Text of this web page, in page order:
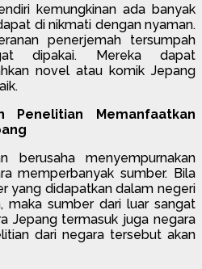
kemungkinan ada banyak
di nikmati dengan nyaman.
penerjemah tersumpah
dipakai. Mereka dapat
novel atau komik Jepang
Penelitian Memanfaatkan
berusaha menyempurnakan
memperbanyak sumber. Bila
yang didapatkan dalam negeri
maka sumber dari luar sangat
Jepang termasuk juga negara
dari negara tersebut akan